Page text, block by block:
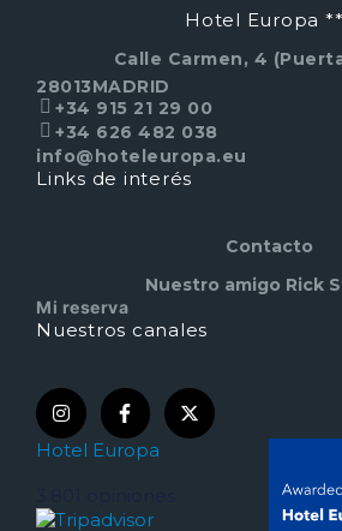
Hotel Europa
Calle Carmen, 4
28013MADRID
+34 915 21 29 00
+34 626 482 038
info@hoteleuropa.eu
Links de interés
Contacto
Nuestro amigo Rick
Mi reserva
Nuestros canales
Hotel Europa